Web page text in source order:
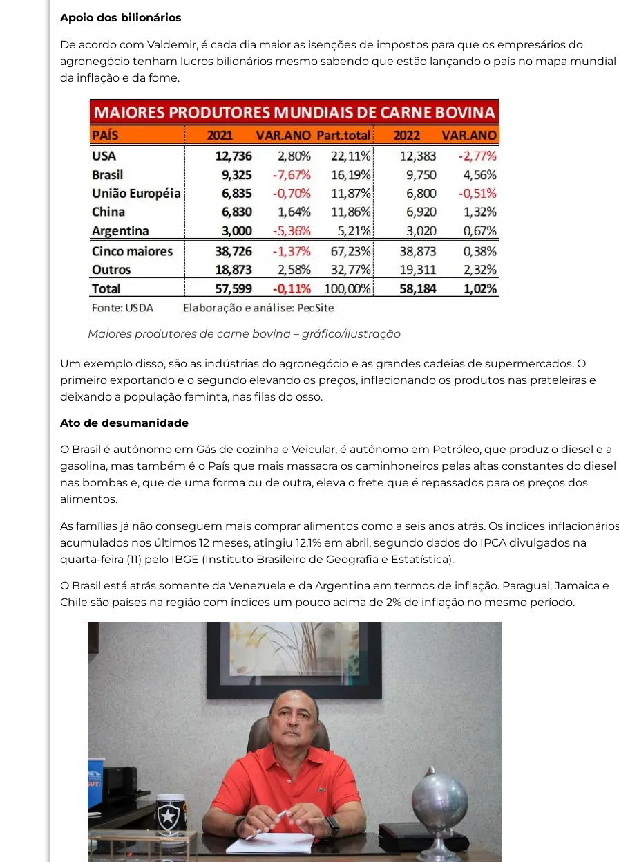
Apoio dos bilionários
De acordo com Valdemir, é cada dia maior as isenções de impostos para que os empresários do
agronegócio tenham lucros bilionários mesmo sabendo que estão lançando o país no mapa mundial
da inflação e da fome.
Maiores produtores de carne bovina – gráfico/ilustração
Um exemplo disso, são as indústrias do agronegócio e as grandes cadeias de supermercados. O
primeiro exportando e o segundo elevando os preços, inflacionando os produtos nas prateleiras e
deixando a população faminta, nas filas do osso.
Ato de desumanidade
O Brasil é autônomo em Gás de cozinha e Veicular, é autônomo em Petróleo, que produz o diesel e a
gasolina, mas também é o País que mais massacra os caminhoneiros pelas altas constantes do diesel
nas bombas e, que de uma forma ou de outra, eleva o frete que é repassados para os preços dos
alimentos.
As famílias já não conseguem mais comprar alimentos como a seis anos atrás. Os índices
acumulados nos últimos 12 meses, atingiu 12,1% em abril, segundo dados do IPCA divulgados na
quarta-feira (11) pelo IBGE (Instituto Brasileiro de Geografia e Estatística).
O Brasil está atrás somente da Venezuela e da Argentina em termos de inflação. Paraguai, Jamaica e
Chile são países na região com índices um pouco acima de 2% de inflação no mesmo período.